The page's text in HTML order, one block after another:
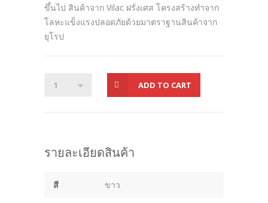
ขึ้นไป สินค้าจาก Vilac ฝรั่งเศส โครงสร้างทำจาก
โลหะแข็งแรงปลอดภัยด้วยมาตราฐานสินค้าจาก
ยุโรป
ADD TO CART
รายละเอียดสินค้า
สี ขาว